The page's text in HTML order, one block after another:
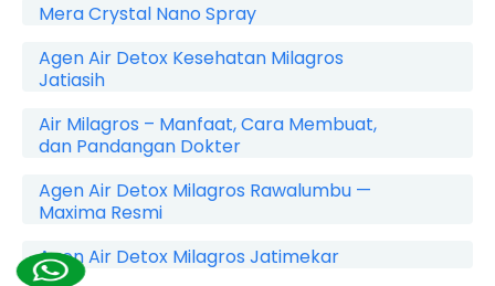
Mera Crystal Nano Spray
Agen Air Detox Kesehatan Milagros
Jatiasih
Air Milagros – Manfaat, Cara Membuat,
dan Pandangan Dokter
Agen Air Detox Milagros Rawalumbu —
Maxima Resmi
Agen Air Detox Milagros Jatimekar